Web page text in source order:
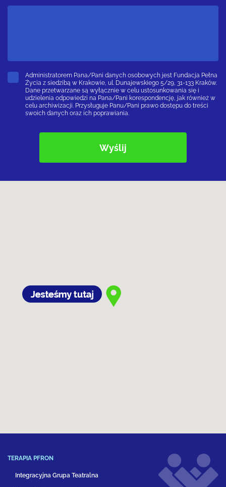
Administratorem Pana/Pani danych osobowych jest Fundacja Pełna
Życia z siedzibą w Krakowie, ul. Dunajewskiego 5/29, 31-133 Kraków.
Dane przetwarzane są wyłącznie w celu ustosunkowania się i
udzielenia odpowiedzi na Pana/Pani korespondencję, jak również w
celu archiwizacji. Przysługuje Panu/Pani prawo dostępu do treści
swoich danych oraz ich poprawiania.
TERAPIA PFRON
Integracyjna Grupa Teatralna